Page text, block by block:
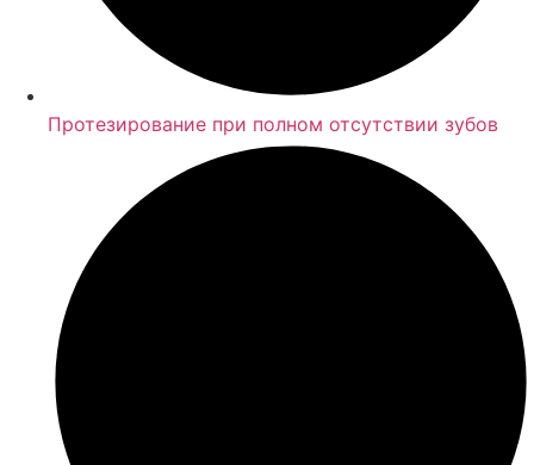
Протезирование при полном отсутствии зубов